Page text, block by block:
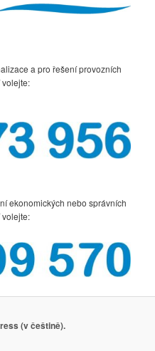
a pro řešení provozních
ekonomických nebo správních
(v češtině).